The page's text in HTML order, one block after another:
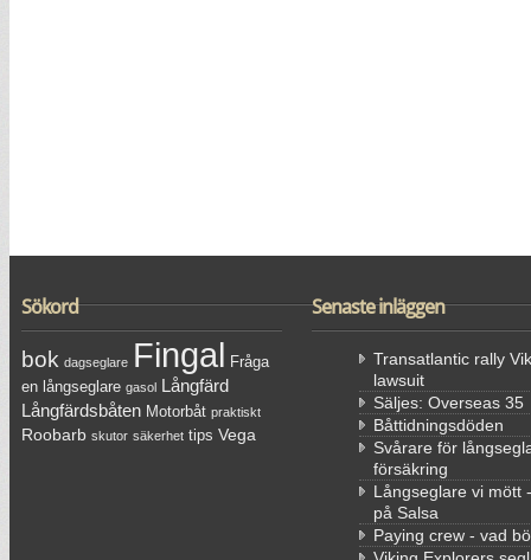
Sökord
bok dagseglare Fingal Fråga
en långseglare gasol Långfärd
Långfärdsbåten Motorbåt praktiskt
Roobarb skutor säkerhet tips Vega
Senaste inläggen
Transatlantic rally
lawsuit
Säljes: Overseas 35
Båttidningsdöden
Svårare för
försäkring
Långseglare vi mött
på Salsa
Paying crew - vad